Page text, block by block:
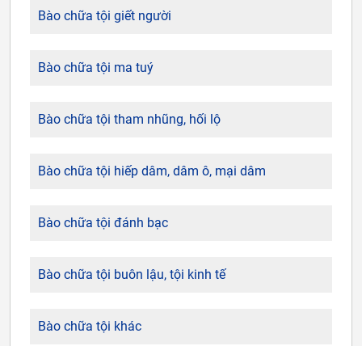
Bào chữa tội giết người
Bào chữa tội ma tuý
Bào chữa tội tham nhũng, hối lộ
Bào chữa tội hiếp dâm, dâm ô, mại dâm
Bào chữa tội đánh bạc
Bào chữa tội buôn lậu, tội kinh tế
Bào chữa tội khác